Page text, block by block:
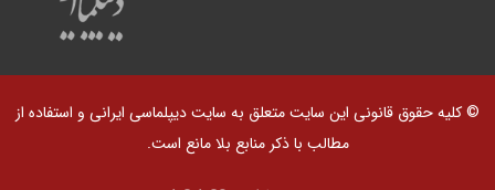
© کلیه حقوق قانونی این سایت متعلق به سایت دیپلماسی ایرانی و استفاده از
مطالب با ذکر منابع بلا مانع است.